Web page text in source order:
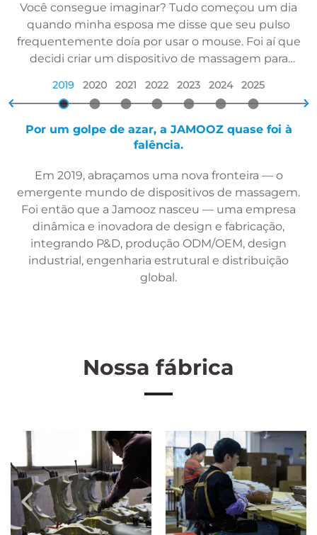
Você consegue imaginar? Tudo começou um dia
quando minha esposa me disse que seu pulso
frequentemente doía por usar o mouse. Foi aí que
decidi criar um dispositivo de massagem para
2019 2020 2021 2022 2023 2024 2025
 
Por um golpe de azar, a JAMOOZ quase foi à
falência.
Em 2019, abraçamos uma nova fronteira — o
emergente mundo de dispositivos de massagem.
Foi então que a Jamooz nasceu — uma empresa
dinâmica e inovadora de design e fabricação,
integrando P&D, produção ODM/OEM, design
industrial, engenharia estrutural e distribuição
global.
Nossa fábrica